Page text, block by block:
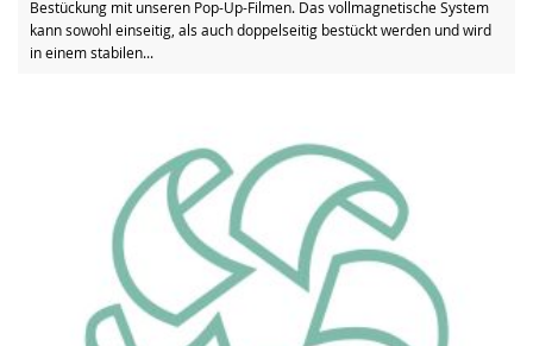
Bestückung mit unseren Pop-Up-Filmen. Das vollmagnetische System
kann sowohl einseitig, als auch doppelseitig bestückt werden und wird
in einem stabilen...